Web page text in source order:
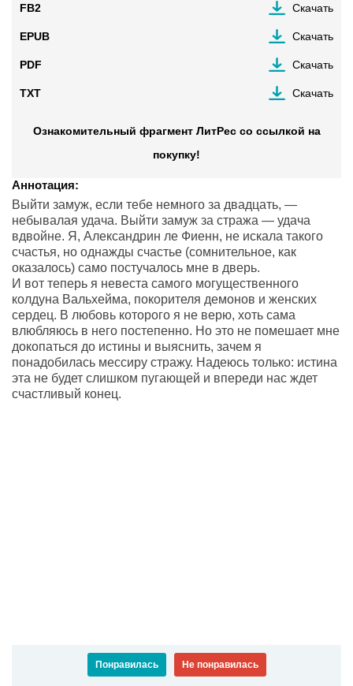
FB2 Скачать
EPUB Скачать
PDF Скачать
TXT Скачать
Ознакомительный фрагмент ЛитРес со ссылкой на
покупку!
Аннотация:
Выйти замуж, если тебе немного за двадцать, —
небывалая удача. Выйти замуж за стража — удача
вдвойне. Я, Александрин ле Фиенн, не искала такого
счастья, но однажды счастье (сомнительное, как
оказалось) само постучалось мне в дверь.
И вот теперь я невеста самого могущественного
колдуна Вальхейма, покорителя демонов и женских
сердец. В любовь которого я не верю, хоть сама
влюбляюсь в него постепенно. Но это не помешает мне
докопаться до истины и выяснить, зачем я
понадобилась мессиру стражу. Надеюсь только: истина
эта не будет слишком пугающей и впереди нас ждет
счастливый конец.
Понравилась Не понравилась